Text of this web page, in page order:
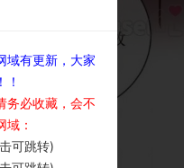
域有更新，大家
！
务必收藏，会不
域：
可跳转)